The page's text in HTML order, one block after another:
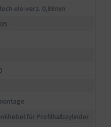
elo-verz. 0,88mm
für Profilhalbzylinder